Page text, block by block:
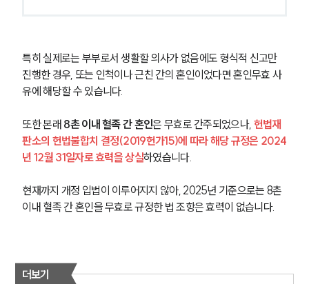
특히 실제로는 부부로서 생활할 의사가 없음에도 형식적 신고만
진행한 경우, 또는 인척이나 근친 간의 혼인이었다면 혼인무효 사
유에 해당할 수 있습니다.
또한 본래 8촌 이내 혈족 간 혼인은 무효로 간주되었으나, 헌법재
판소의 헌법불합치 결정(2019헌가15)에 따라 해당 규정은 2024
년 12월 31일자로 효력을 상실하였습니다.
현재까지 개정 입법이 이루어지지 않아, 2025년 기준으로는 8촌
이내 혈족 간 혼인을 무효로 규정한 법 조항은 효력이 없습니다.
더보기